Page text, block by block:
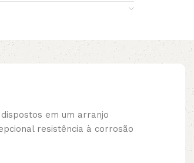
em um arranjo
resistência à corrosão